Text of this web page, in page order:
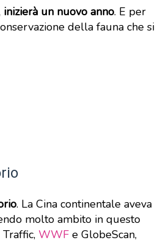
inizierà un nuovo anno. E per
della fauna che si
. La Cina continentale aveva
molto ambito in questo
WWF e GlobeScan,